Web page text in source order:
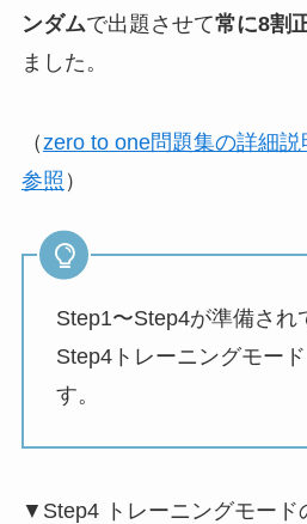
ンダムで出題させて常に8割
ました。
（zero to one問題集の詳細
参照 ）
Step1〜Step4が準備され
Step4トレーニングモー
す。
▼Step4 トレーニングモード